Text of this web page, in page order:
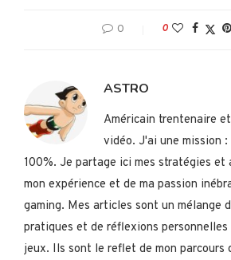
0 0
ASTRO
Américain trentenaire
vidéo. J'ai une mission
100%. Je partage ici mes stratégies et
mon expérience et de ma passion
gaming. Mes articles sont un mélange
pratiques et de réflexions personnelles
jeux. Ils sont le reflet de mon parcours